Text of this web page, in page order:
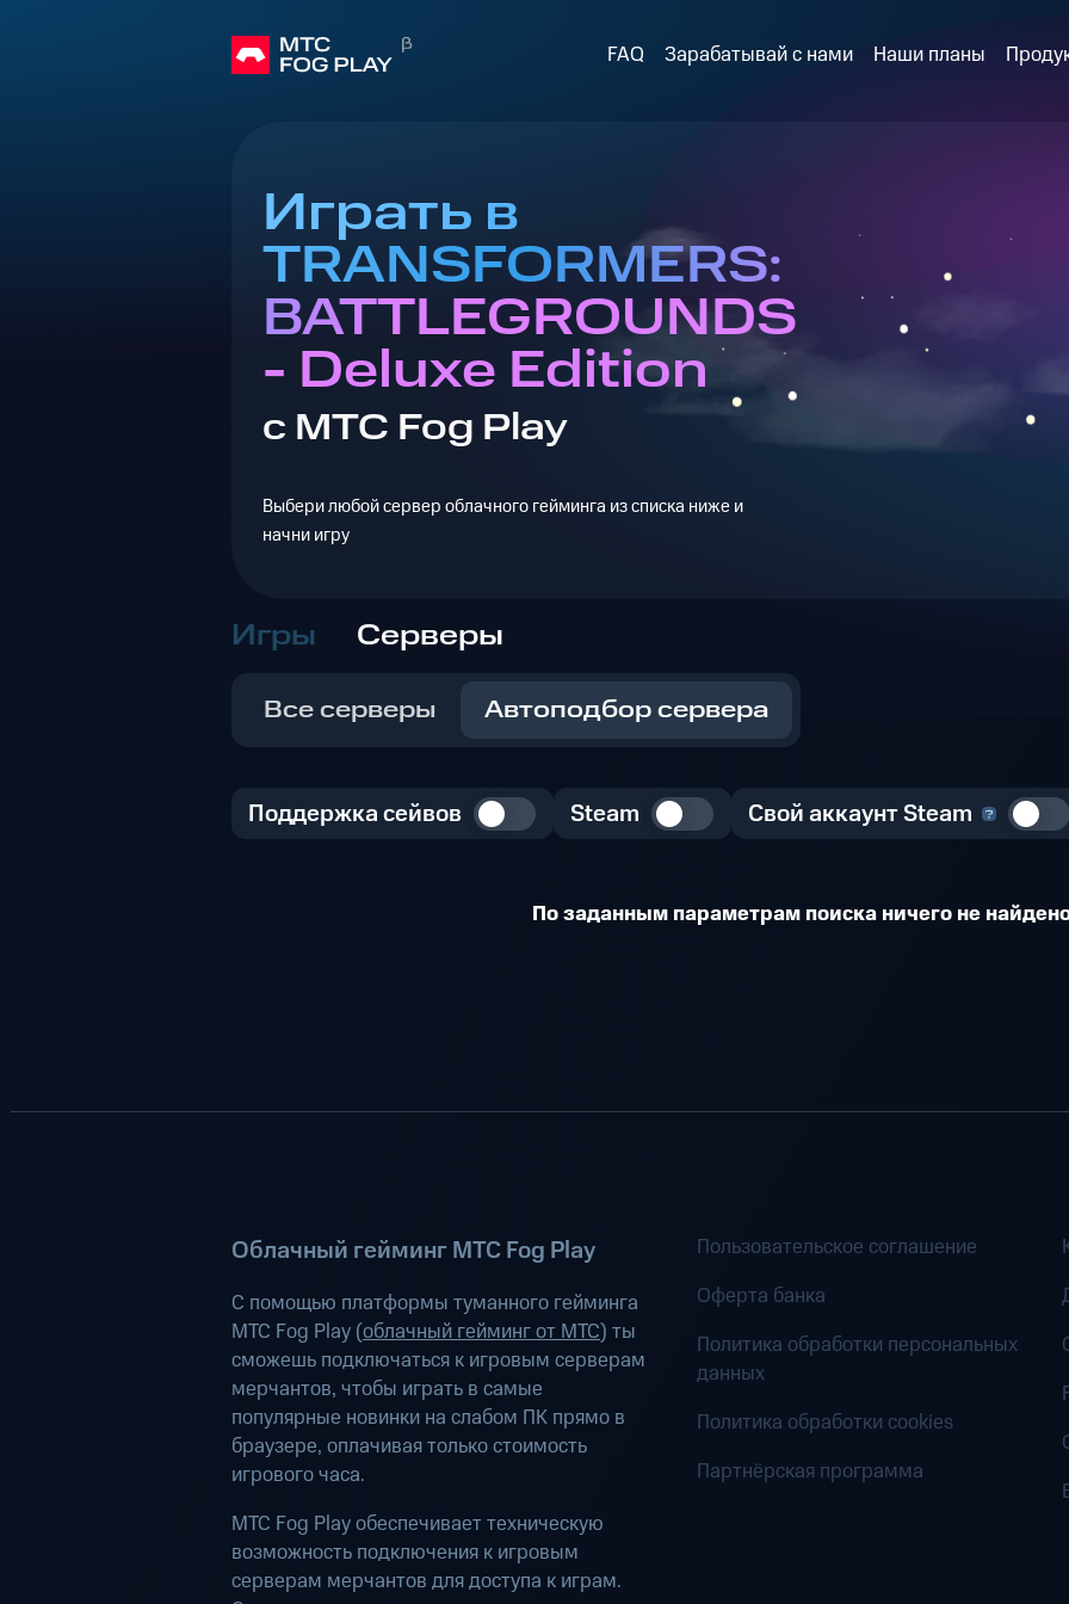
FAQ Зарабатывай с нами Наши планы
Играть в
TRANSFORMERS:
BATTLEGROUNDS
- Deluxe Edition
с МТС Fog Play
Выбери любой сервер облачного гейминга из списка ниже и
начни игру
Игры Серверы
Все серверы Автоподбор сервера
Поддержка сейвов Steam Свой аккаунт Steam
По заданным параметрам поиска ничего не
Облачный гейминг МТС Fog Play
С помощью платформы туманного гейминга
МТС Fog Play (облачный гейминг от МТС) ты
сможешь подключаться к игровым серверам
мерчантов, чтобы играть в самые
популярные новинки на слабом ПК прямо в
браузере, оплачивая только стоимость
игрового часа.
МТС Fog Play обеспечивает техническую
возможность подключения к игровым
серверам мерчантов для доступа к играм.
Пользовательское соглашение
Оферта банка
Политика обработки персональных
данных
Политика обработки cookies
Партнёрская программа